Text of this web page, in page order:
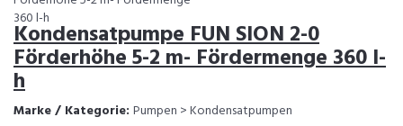
Kondensatpumpe FUN SION 2-0
Förderhöhe 5-2 m- Fördermenge 360 l-
h
Marke / Kategorie: Pumpen > Kondensatpumpen